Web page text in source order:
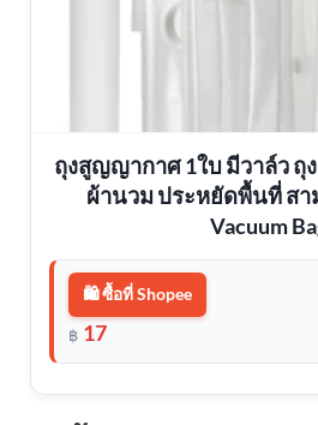
ถุงสูญญากาศ 1ใบ มีวาล์ว ถุ
ผ้านวม ประหยัดพื้นที่ สา
Vacuum
🛍️ ซื้อที่ Shopee
฿ 17